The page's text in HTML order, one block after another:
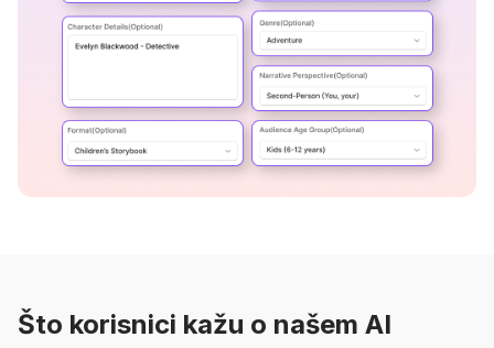
Što korisnici kažu o našem AI